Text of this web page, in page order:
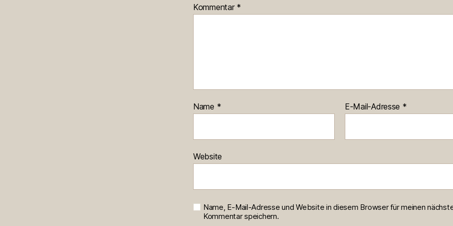
Kommentar *
Name * E-Mail-Adresse *
Website
Name, E-Mail-Adresse und Website in diesem Browser für meinen
Kommentar speichern.